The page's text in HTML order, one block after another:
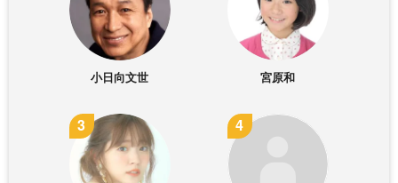
小日向文世 宮原和